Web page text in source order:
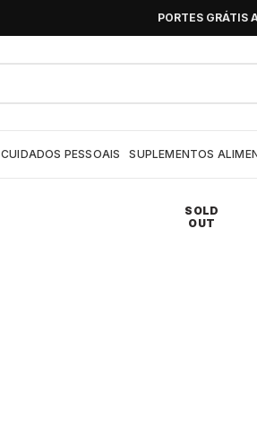
PORTES GRÁTIS
CUIDADOS PESSOAIS SUPLEMENTOS
SOLD
OUT